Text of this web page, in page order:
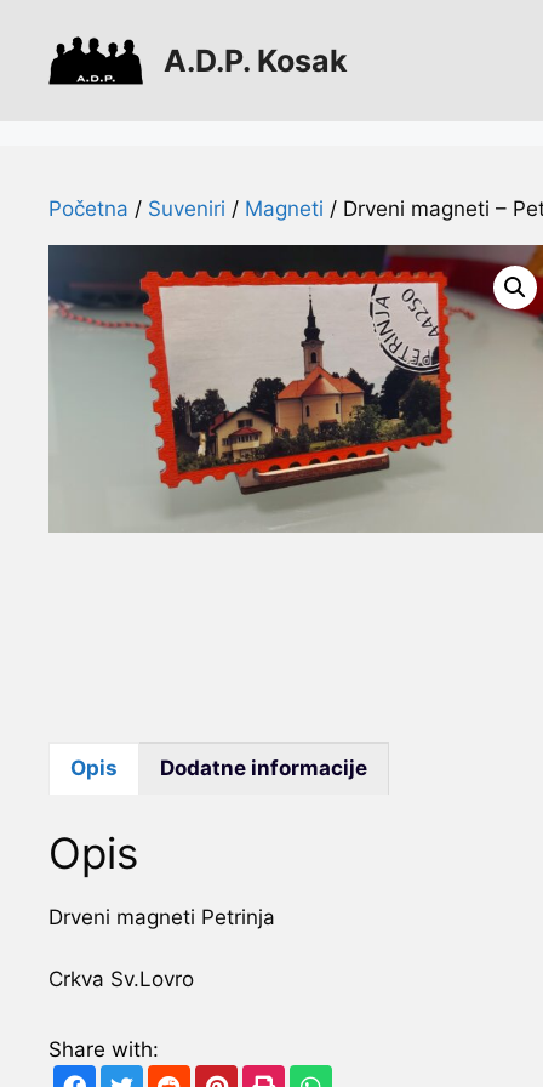
sadržaj
A.D.P. Kosak
Početna / Suveniri / Magneti / Drveni magneti –
Opis Dodatne informacije
Opis
Drveni magneti Petrinja
Crkva Sv.Lovro
Share with: